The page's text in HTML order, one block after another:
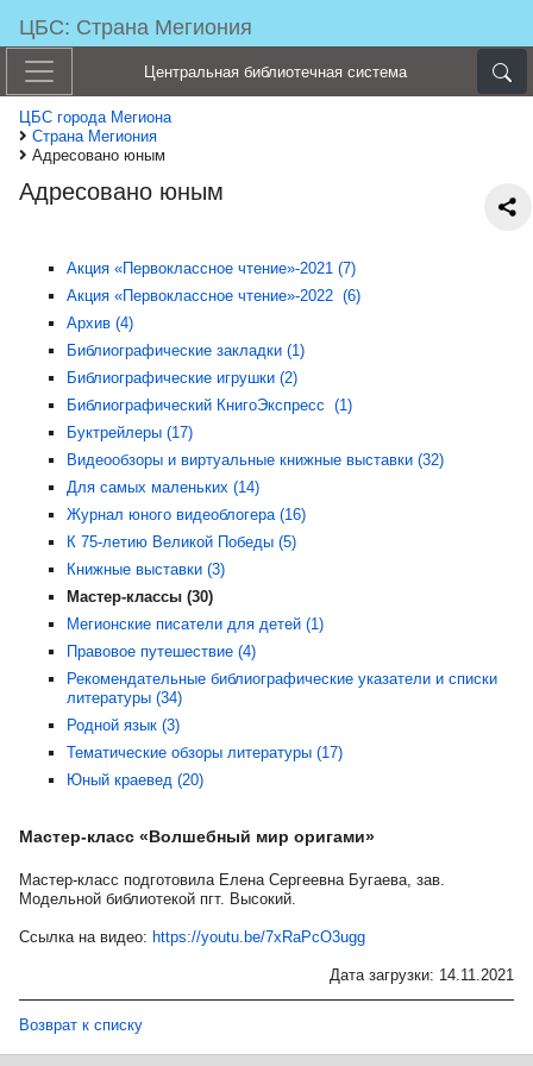
ЦБС: Страна Мегиония
Центральная библиотечная система
ЦБС города Мегиона
Страна Мегиония
Адресовано юным
Адресовано юным
Акция «Первоклассное чтение»-2021 (7)
Акция «Первоклассное чтение»-2022 (6)
Архив (4)
Библиографические закладки (1)
Библиографические игрушки (2)
Библиографический КнигоЭкспресс (1)
Буктрейлеры (17)
Видеообзоры и виртуальные книжные выставки (32)
Для самых маленьких (14)
Журнал юного видеоблогера (16)
К 75-летию Великой Победы (5)
Книжные выставки (3)
Мастер-классы (30)
Мегионские писатели для детей (1)
Правовое путешествие (4)
Рекомендательные библиографические указатели и списки
литературы (34)
Родной язык (3)
Тематические обзоры литературы (17)
Юный краевед (20)
Мастер-класс «Волшебный мир оригами»
Мастер-класс подготовила Елена Сергеевна Бугаева, зав.
Модельной библиотекой пгт. Высокий.
Ссылка на видео: https://youtu.be/7xRaPcO3ugg
Дата загрузки: 14.11.2021
Возврат к списку